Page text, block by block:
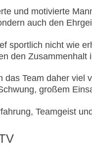
und motivierte
auch den
sportlich nicht wie
den
das Team daher viel
großem
Teamgeist